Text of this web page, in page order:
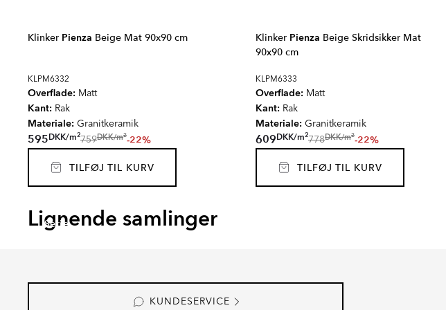
Klinker Pienza Beige Mat 90x90 cm
KLPM6332
Overflade: Matt
Kant: Rak
Materiale: Granitkeramik
595DKK/m2759DKK/m2-22%
TILFØJ TIL KURV
Klinker Pienza Beige Skridsikker Mat
90x90 cm
KLPM6333
Overflade: Matt
Kant: Rak
Materiale: Granitkeramik
609DKK/m2778DKK/m2-22%
TILFØJ TIL KURV
Lignende samlinger
Serie
KUNDESERVICE